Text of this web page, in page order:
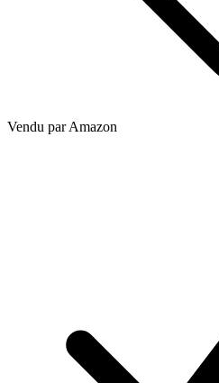
Vendu parAmazon